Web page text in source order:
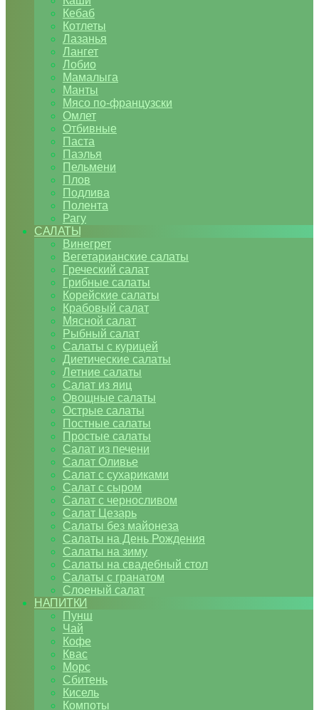
Кебаб
Котлеты
Лазанья
Лангет
Лобио
Мамалыга
Манты
Мясо по-французски
Омлет
Отбивные
Паста
Паэлья
Пельмени
Плов
Подлива
Полента
Рагу
САЛАТЫ
Винегрет
Вегетарианские салаты
Греческий салат
Грибные салаты
Корейские салаты
Крабовый салат
Мясной салат
Рыбный салат
Салаты с курицей
Диетические салаты
Летние салаты
Салат из яиц
Овощные салаты
Острые салаты
Постные салаты
Простые салаты
Салат из печени
Салат Оливье
Салат с сухариками
Салат с сыром
Салат с черносливом
Салат Цезарь
Салаты без майонеза
Салаты на День Рождения
Салаты на зиму
Салаты на свадебный стол
Салаты с гранатом
Слоеный салат
НАПИТКИ
Пунш
Чай
Кофе
Квас
Морс
Сбитень
Кисель
Компоты